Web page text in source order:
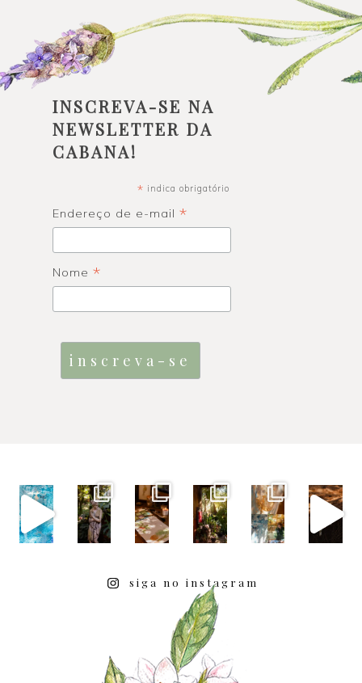
INSCREVA-SE NA
NEWSLETTER DA
CABANA!
* indica obrigatório
Endereço de e-mail *
Nome *
siga no instagram